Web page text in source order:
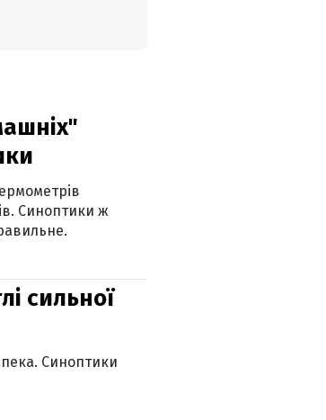
Синоптики ж
сильної
Синоптики